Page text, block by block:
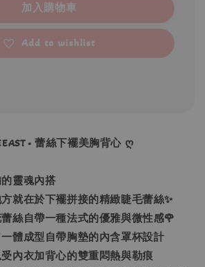
加入購物車
Add to wishlist
• 蕾絲下襬美胸背心 ღ
靈魂內搭
就在於下襬拼接的精緻睫毛蕾絲✨
絲自帶一種法式的優雅與微性感🌹
體成型自帶胸墊的內含罩杯設計
內衣加背心的雙重悶熱與勒痕